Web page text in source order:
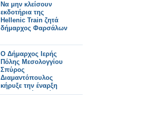
Να μην κλείσουν
εκδοτήρια της
Hellenic Train ζητά
δήμαρχος Φαρσάλων
Ο Δήμαρχος Ιερής
Πόλης Μεσολογγίου
Σπύρος
Διαμαντόπουλος
κήρυξε την έναρξη
των Εορτών Εξόδου